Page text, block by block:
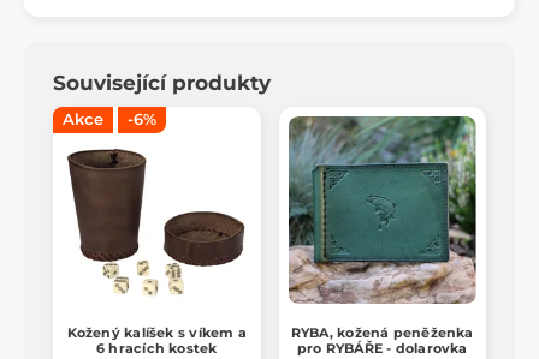
Související produkty
Akce -6%
Kožený kalíšek s víkem a
6 hracích kostek
RYBA, kožená peněženka
pro RYBÁŘE - dolarovka